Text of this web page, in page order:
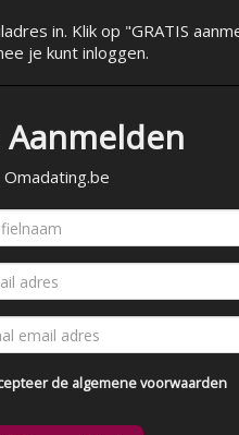
in. Klik op "GRATIS
je kunt inloggen.
Omadating.be
de algemene voorwaarden